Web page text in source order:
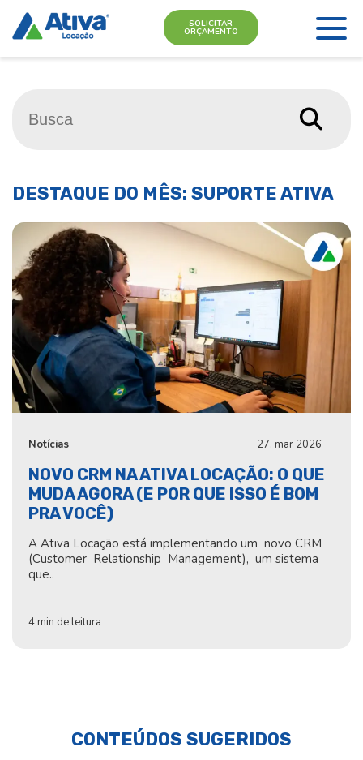
SOLICITAR
ORÇAMENTO
DESTAQUE DO MÊS: SUPORTE ATIVA
Notícias 27, mar 2026
NOVO CRM NA ATIVA LOCAÇÃO: O QUE
MUDA AGORA (E POR QUE ISSO É BOM
PRA VOCÊ)
A Ativa Locação está implementando um novo CRM
(Customer Relationship Management), um sistema
que..
4 min de leitura
CONTEÚDOS SUGERIDOS